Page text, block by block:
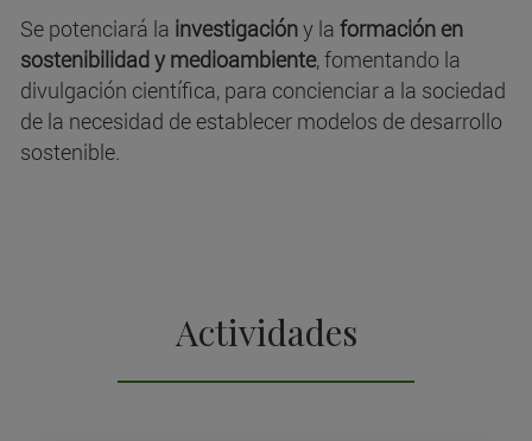
Se potenciará la investigacióny la formación en
sostenibilidad y medioambiente, fomentando la
divulgación científica, para concienciar a la sociedad
de la necesidad de establecer modelos de desarrollo
sostenible.
Actividades